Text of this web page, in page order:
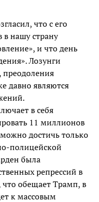
что с его
нашу страну
и что день
Лозунги
преодоления
давно являются
в себя
11 миллионов
достичь только
полицейской
была
репрессий в
обещает Трамп, в
к массовым